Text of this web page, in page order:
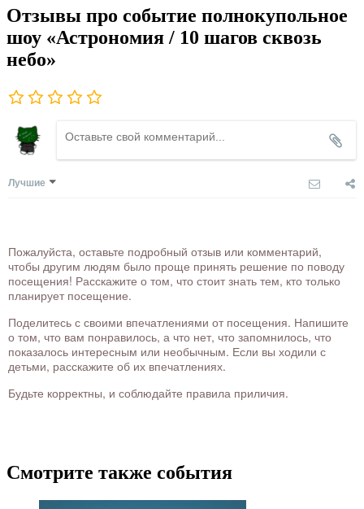
Отзывы про событие полнокупольное
шоу «Астрономия / 10 шагов сквозь
небо»
Лучшие
Пожалуйста, оставьте подробный отзыв или комментарий,
чтобы другим людям было проще принять решение по поводу
посещения! Расскажите о том, что стоит знать тем, кто только
планирует посещение.
Поделитесь с своими впечатлениями от посещения. Напишите
о том, что вам понравилось, а что нет, что запомнилось, что
показалось интересным или необычным. Если вы ходили с
детьми, расскажите об их впечатлениях.
Будьте корректны, и соблюдайте правила приличия.
Смотрите также события